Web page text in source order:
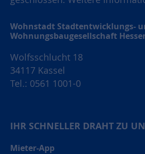
Wohnstadt Stadtentwicklungs-
Wohnungsbaugesellschaft
Wolfsschlucht 18
34117 Kassel
Tel.: 0561 1001-0
IHR SCHNELLER DRAHT ZU
Mieter-App